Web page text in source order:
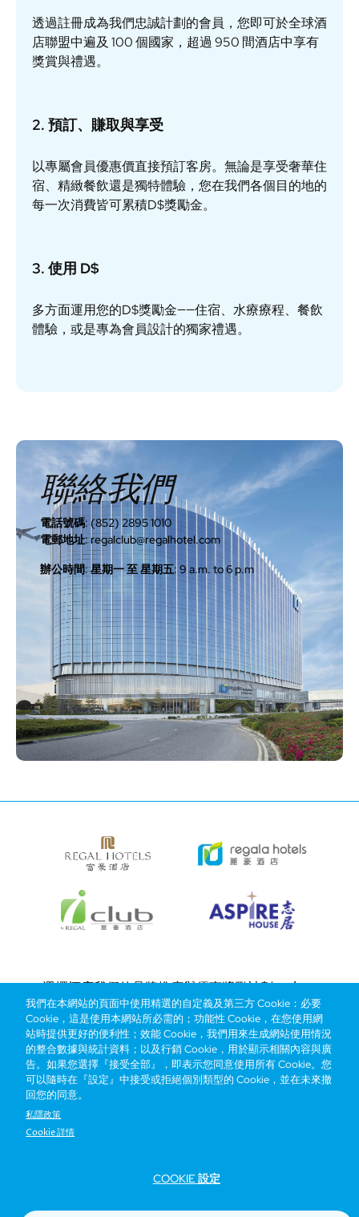
透過註冊成為我們忠誠計劃的會員，您即可於全球酒
店聯盟中遍及 100 個國家，超過 950 間酒店中享有
獎賞與禮遇。
2. 預訂、賺取與享受
以專屬會員優惠價直接預訂客房。無論是享受奢華住
宿、精緻餐飲還是獨特體驗，您在我們各個目的地的
每一次消費皆可累積D$獎勵金。
3. 使用 D$
多方面運用您的D$獎勵金——住宿、水療療程、餐飲
體驗，或是專為會員設計的獨家禮遇。
聯絡我們
電話號碼: (852) 2895 1010
電郵地址: regalclub@regalhotel.com
辦公時間: 星期一 至 星期五: 9 a.m. to 6 p.m
Bottom
menu
選擇酒店我們的品牌推廣與優惠獎勵計劃e-shop
管理層簡介
Footer無障礙聲明私隱聲明Cookie政策網站使用條款
搶先一步，掌握最新資訊！
我們在本網站的頁面中使用精選的自定義及第三方 Cookie：必要
Cookie，這是使用本網站所必需的；功能性 Cookie，在您使用網
站時提供更好的便利性；效能 Cookie，我們用來生成網站使用情況
的整合數據與統計資料；以及行銷 Cookie，用於顯示相關內容與廣
告。如果您選擇『接受全部』，即表示您同意使用所有 Cookie。您
可以隨時在『設定』中接受或拒絕個別類型的 Cookie，並在未來撤
回您的同意。
私隱政策
Cookie 詳情
COOKIE 設定